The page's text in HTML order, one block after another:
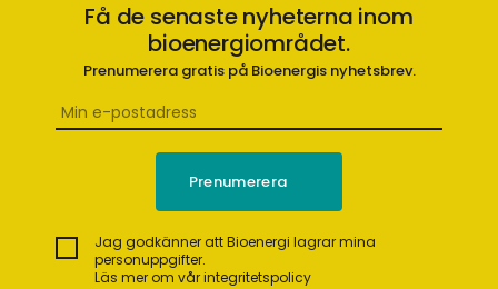
Få de senaste nyheterna inom
bioenergiområdet.
Prenumerera gratis på Bioenergis nyhetsbrev.
Jag godkänner att Bioenergi lagrar mina
personuppgifter.
Läs mer om vår integritetspolicy